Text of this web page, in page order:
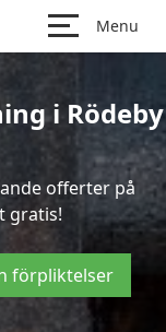
Menu
i Rödeby
offerter på
gratis!
förpliktelser